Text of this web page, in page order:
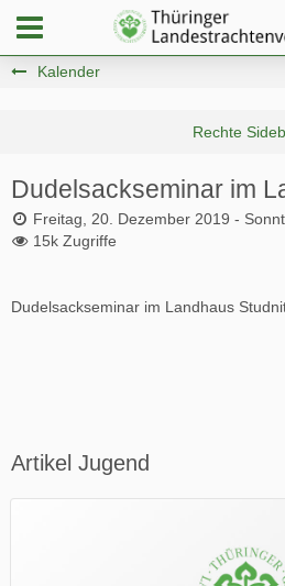
Kalender
Dudelsackseminar im
Freitag, 20. Dezember 2019 -
15k Zugriffe
Dudelsackseminar im Landhaus
Artikel Jugend